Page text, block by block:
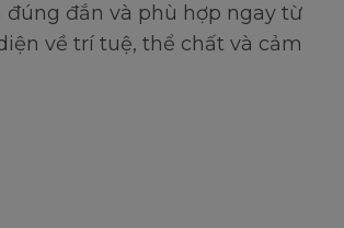
đắn và phù hợp ngay từ
về trí tuệ, thể chất và cảm